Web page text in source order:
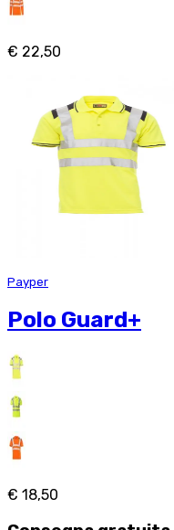
€ 22,50
Payper
Polo Guard+
€ 18,50